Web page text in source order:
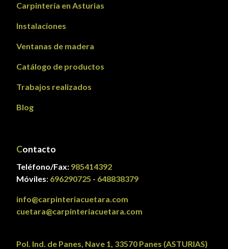
Carpintería en Asturias
Instalaciones
Ventanas de madera
Catálogo de productos
Trabajos realizados
Blog
Contacto
Teléfono/Fax: 985414392
Móviles: 696290725 - 648838379
info@carpinteriacuetara.com
cuetara@carpinteriacuetara.com
Pol. Ind. de Panes, Nave 1, 33570 Panes (ASTURIAS)